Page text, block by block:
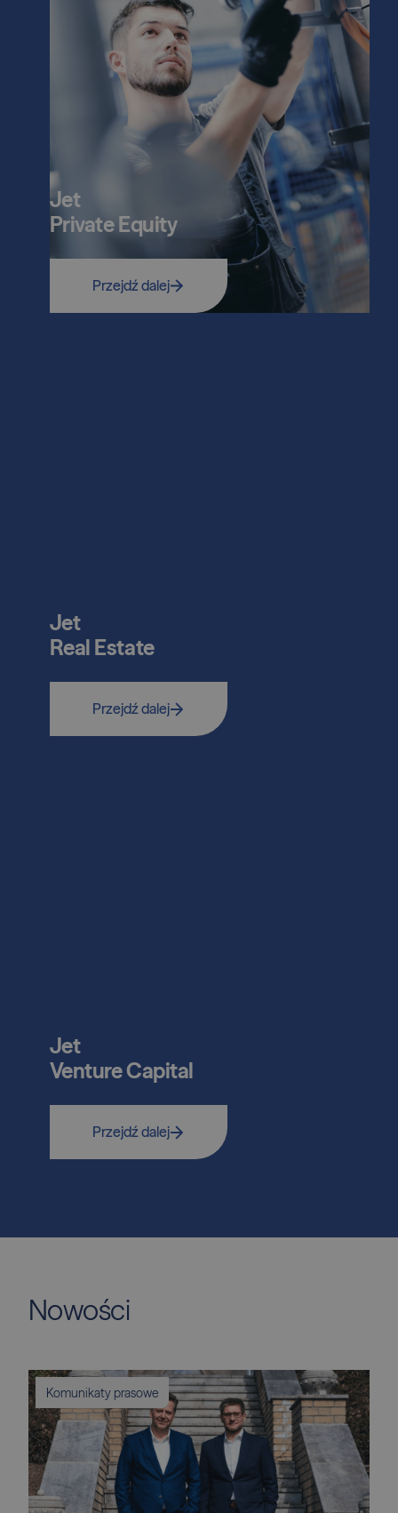
Jet
Private Equity
Przejdź dalej
Jet
Real Estate
Przejdź dalej
Jet
Venture Capital
Przejdź dalej
Nowości
Komunikaty prasowe